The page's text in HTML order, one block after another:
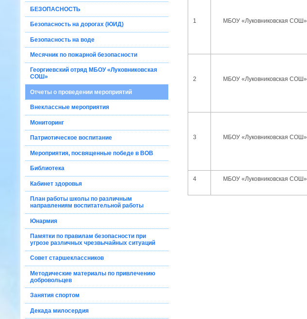
БЕЗОПАСНОСТЬ
Безопасность на дорогах (ЮИД)
Безопасность на воде
Месячник по пожарной безопасности
Георгиевский отряд МБОУ «Луковниковская
СОШ»
Отчеты о проведении мероприятий
Внеклассные мероприятия
Мониторинг
Патриотическое воспитание
Мероприятия, посвященные победе в ВОВ
Библиотека
Кабинет здоровья
План работы школы по различным
направлениям воспитательной работы
Юнармия
Памятки по правилам безопасности при
угрозе различных чрезвычайных ситуаций
Совет старшеклассников
Методические материалы по привлечению
добровольцев
Занятия спортом
Декада милосердия
1 МБОУ «Луковниковская СОШ»
2 МБОУ «Луковниковская СОШ»
3 МБОУ «Луковниковская СОШ»
4 МБОУ «Луковниковская СОШ»